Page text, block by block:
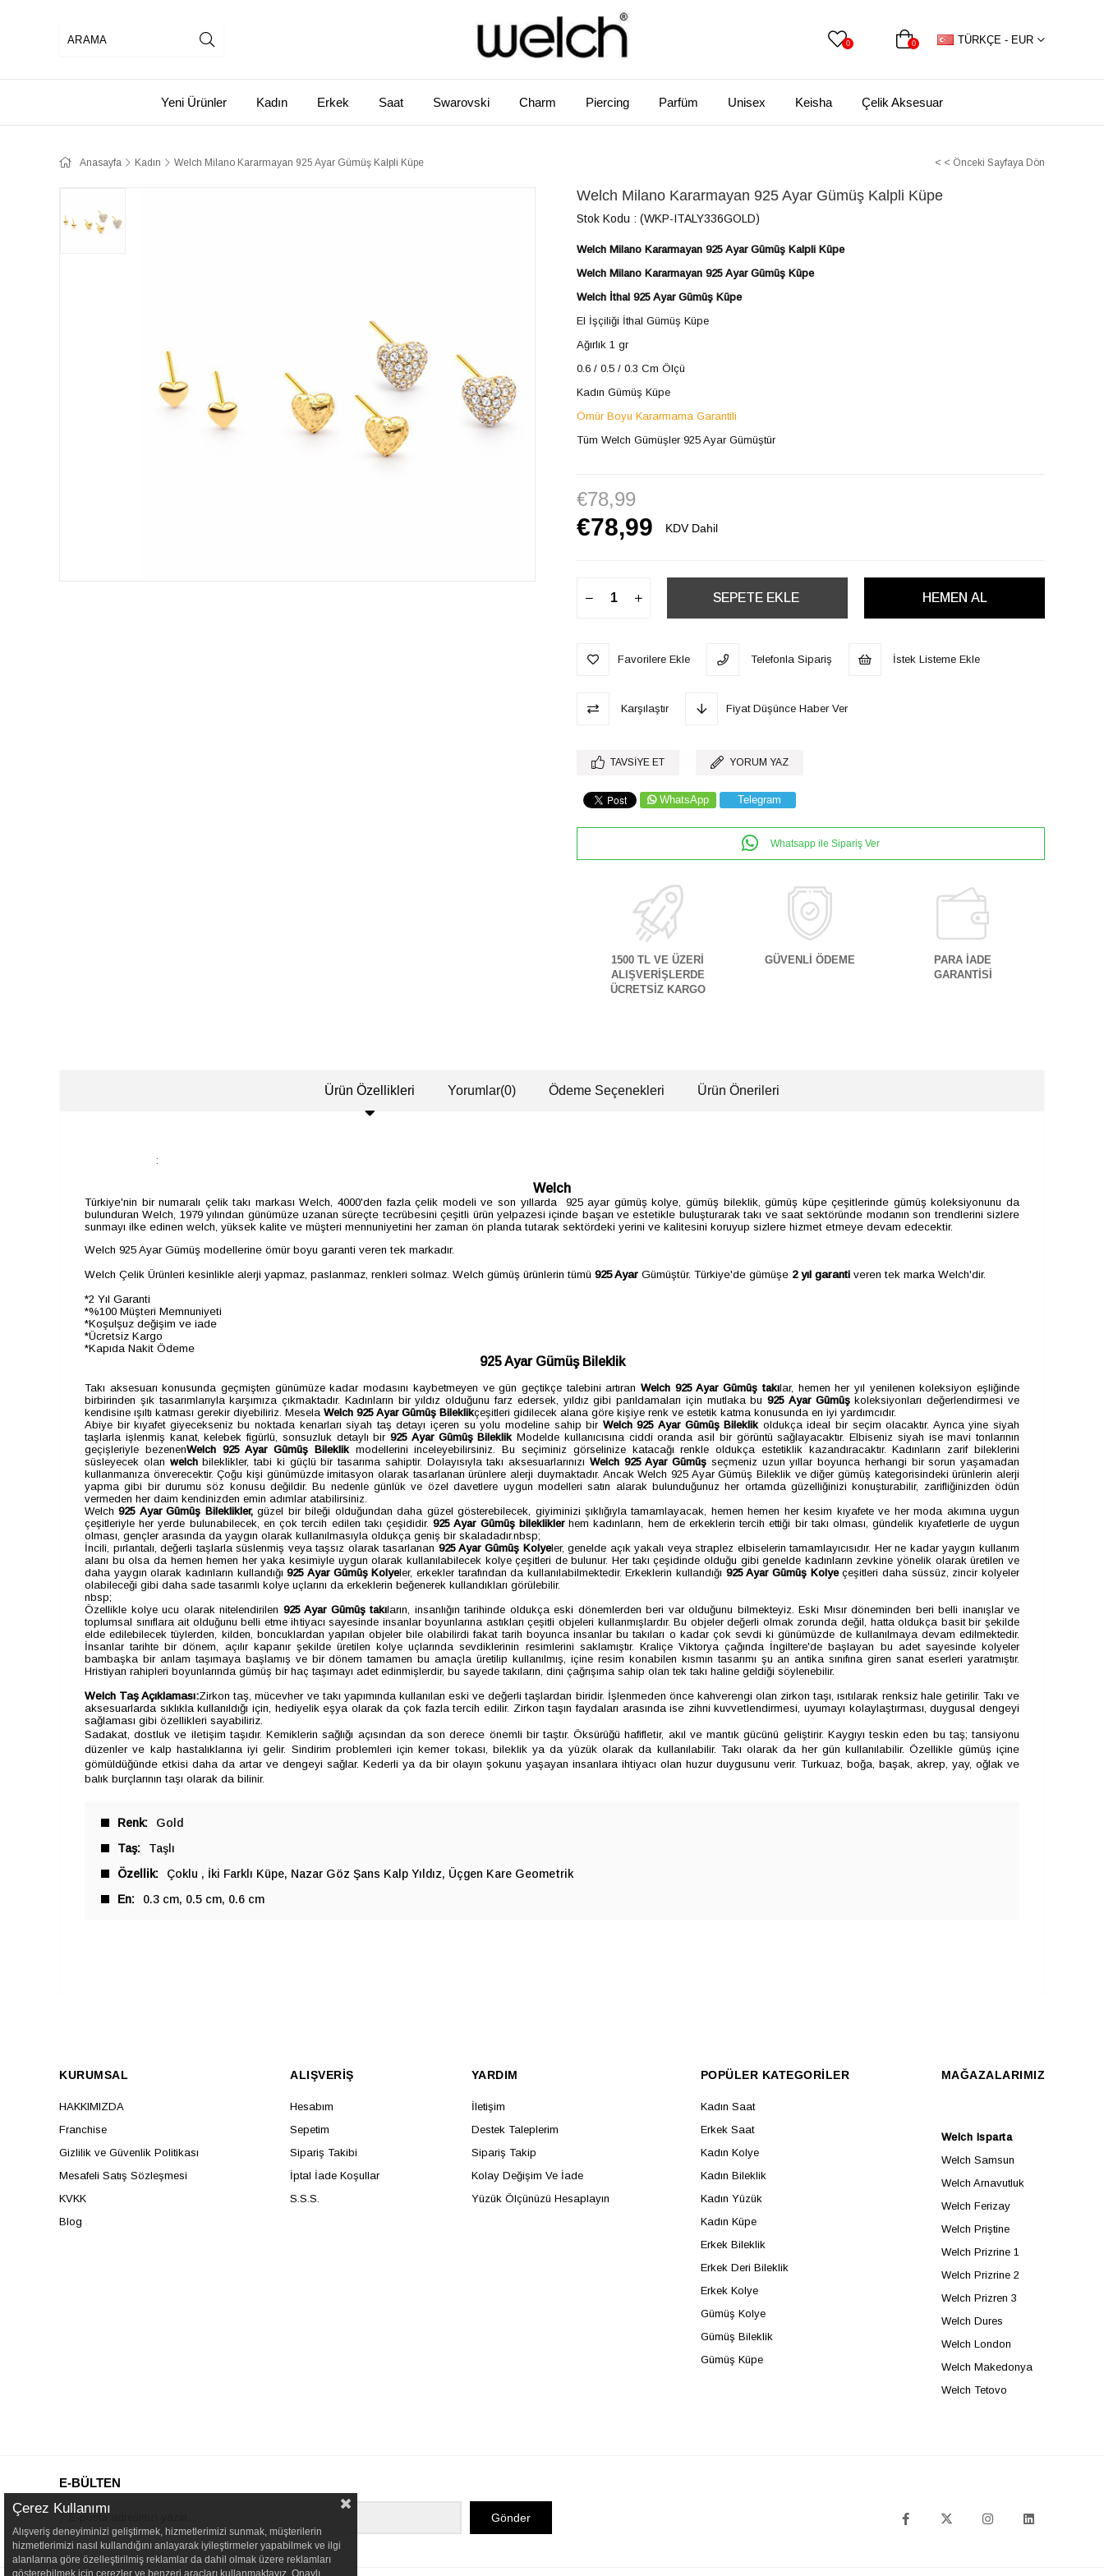
0 0 TÜRKÇE - EUR
Yeni Ürünler Kadın Erkek Saat Swarovski Charm Piercing Parfüm Unisex Keisha Çelik Aksesuar
Anasayfa Kadın Welch Milano Kararmayan 925 Ayar Gümüş Kalpli Küpe < < Önceki Sayfaya Dön
Welch Milano Kararmayan 925 Ayar Gümüş Kalpli Küpe
Stok Kodu (WKP-ITALY336GOLD)
Welch Milano Kararmayan 925 Ayar Gümüş Kalpli Küpe
Welch Milano Kararmayan 925 Ayar Gümüş Küpe
Welch İthal 925 Ayar Gümüş Küpe
El İşçiliği İthal Gümüş Küpe
Ağırlık 1 gr
0.6 / 0.5 / 0.3 Cm Ölçü
Kadın Gümüş Küpe
Ömür Boyu Kararmama Garantili
Tüm Welch Gümüşler 925 Ayar Gümüştür
€78,99
KDV Dahil
€78,99
Favorilere Ekle Telefonla Sipariş İstek Listeme Ekle
Karşılaştır Fiyat Düşünce Haber Ver
TAVSIYE ET YORUM YAZ
WhatsApp Telegram
Whatsapp ile Sipariş Ver
1500 TL VE ÜZERİ
ALIŞVERİŞLERDE
ÜCRETSİZ KARGO
GÜVENLİ ÖDEME
PARA İADE
GARANTİSİ
Ürün Özellikleri Yorumlar(0) Ödeme Seçenekleri Ürün Önerileri
:
Welch
Türkiye'nin bir numaralı çelik takı markası Welch, 4000'den fazla çelik modeli ve son yıllarda 925 ayar gümüş kolye, gümüş bileklik, gümüş küpe çeşitlerinde gümüş koleksiyonunu da
bulunduran Welch, 1979 yılından günümüze uzanan süreçte tecrübesini çeşitli ürün yelpazesi içinde başarı ve estetikle buluşturarak takı ve saat sektöründe modanın son trendlerini sizlere
sunmayı ilke edinen welch, yüksek kalite ve müşteri mennuniyetini her zaman ön planda tutarak sektördeki yerini ve kalitesini koruyup sizlere hizmet etmeye devam edecektir.
Welch 925 Ayar Gümüş modellerine ömür boyu garanti veren tek markadır.
Welch Çelik Ürünleri kesinlikle alerji yapmaz, paslanmaz, renkleri solmaz. Welch gümüş ürünlerin tümü 925 Ayar Gümüştür. Türkiye'de gümüşe 2 yıl garanti veren tek marka Welch'dir.
*2 Yıl Garanti
*%100 Müşteri Memnuniyeti
*Koşulşuz değişim ve iade
*Ücretsiz Kargo
*Kapıda Nakit Ödeme
925 Ayar Gümüş Bileklik
Takı aksesuarı konusunda geçmişten günümüze kadar modasını kaybetmeyen ve gün geçtikçe talebini artıranWelch 925 Ayar Gümüş takılar, hemen her yıl yenilenen koleksiyon eşliğinde
birbirinden şık tasarımlarıyla karşımıza çıkmaktadır. Kadınların bir yıldız olduğunu farz edersek, yıldız gibi parıldamaları için mutlaka bu925 Ayar Gümüşkoleksiyonları değerlendirmesi ve
kendisine ışıltı katması gerekir diyebiliriz. Mesela Welch 925 Ayar Gümüş Bileklikçeşitleri gidilecek alana göre kişiye renk ve estetik katma konusunda en iyi yardımcıdır.
Abiye bir kıyafet giyecekseniz bu noktada kenarları siyah taş detayı içeren su yolu modeline sahip bir Welch 925 Ayar GümüşBileklik oldukça ideal bir seçim olacaktır. Ayrıca yine siyah
taşlarla işlenmiş kanat, kelebek figürlü, sonsuzluk detaylı bir 925 Ayar Gümüş Bileklik Modelde kullanıcısına ciddi oranda asil bir görüntü sağlayacaktır. Elbiseniz siyah ise mavi tonlarının
geçişleriyle bezenenWelch 925 Ayar Gümüş Bileklik modellerini inceleyebilirsiniz. Bu seçiminiz görselinize katacağı renkle oldukça estetiklik kazandıracaktır. Kadınların zarif bileklerini
süsleyecek olan welchbileklikler, tabi ki güçlü bir tasarıma sahiptir. Dolayısıyla takı aksesuarlarınızı Welch 925 Ayar Gümüş seçmeniz uzun yıllar boyunca herhangi bir sorun yaşamadan
kullanmanıza önverecektir. Çoğu kişi günümüzde imitasyon olarak tasarlanan ürünlere alerji duymaktadır. Ancak Welch 925 Ayar Gümüş Bileklik ve diğer gümüş kategorisindeki ürünlerin alerji
yapma gibi bir durumu söz konusu değildir. Bu nedenle günlük ve özel davetlere uygun modelleri satın alarak bulunduğunuz her ortamda güzelliğinizi konuşturabilir, zarifliğinizden ödün
vermeden her daim kendinizden emin adımlar atabilirsiniz.
Welch 925 Ayar Gümüş Bileklikler,güzel bir bileği olduğundan daha güzel gösterebilecek, giyiminizi şıklığıyla tamamlayacak, hemen hemen her kesim kıyafete ve her moda akımına uygun
çeşitleriyle her yerde bulunabilecek, en çok tercih edilen takı çeşididir.925 Ayar Gümüş bilekliklerhem kadınların, hem de erkeklerin tercih ettiği bir takı olması, gündelik kıyafetlerle de uygun
olması, gençler arasında da yaygın olarak kullanılmasıyla oldukça geniş bir skaladadır.nbsp;
İncili, pırlantalı, değerli taşlarla süslenmiş veya taşsız olarak tasarlanan 925 Ayar Gümüş Kolyeler, genelde açık yakalı veya straplez elbiselerin tamamlayıcısıdır. Her ne kadar yaygın kullanım
alanı bu olsa da hemen hemen her yaka kesimiyle uygun olarak kullanılabilecek kolye çeşitleri de bulunur. Her takı çeşidinde olduğu gibi genelde kadınların zevkine yönelik olarak üretilen ve
daha yaygın olarak kadınların kullandığı 925 Ayar Gümüş Kolyeler, erkekler tarafından da kullanılabilmektedir. Erkeklerin kullandığı 925 Ayar Gümüş Kolyeçeşitleri daha süssüz, zincir kolyeler
olabileceği gibi daha sade tasarımlı kolye uçlarını da erkeklerin beğenerek kullandıkları görülebilir.
nbsp;
Özellikle kolye ucu olarak nitelendirilen 925 Ayar Gümüş takıların, insanlığın tarihinde oldukça eski dönemlerden beri var olduğunu bilmekteyiz. Eski Mısır döneminden beri belli inanışlar ve
toplumsal sınıflara ait olduğunu belli etme ihtiyacı sayesinde insanlar boyunlarına astıkları çeşitli objeleri kullanmışlardır. Bu objeler değerli olmak zorunda değil, hatta oldukça basit bir şekilde
elde edilebilecek tüylerden, kilden, boncuklardan yapılan objeler bile olabilirdi fakat tarih boyunca insanlar bu takıları o kadar çok sevdi ki günümüzde de kullanılmaya devam edilmektedir.
İnsanlar tarihte bir dönem, açılır kapanır şekilde üretilen kolye uçlarında sevdiklerinin resimlerini saklamıştır. Kraliçe Viktorya çağında İngiltere'de başlayan bu adet sayesinde kolyeler
bambaşka bir anlam taşımaya başlamış ve bir dönem tamamen bu amaçla üretilip kullanılmış, içine resim konabilen kısmın tasarımı şu an antika sınıfına giren sanat eserleri yaratmıştır.
Hristiyan rahipleri boyunlarında gümüş bir haç taşımayı adet edinmişlerdir, bu sayede takıların, dini çağrışıma sahip olan tek takı haline geldiği söylenebilir.
Welch Taş Açıklaması:Zirkon taş, mücevher ve takı yapımında kullanılan eski ve değerli taşlardan biridir. İşlenmeden önce kahverengi olan zirkon taşı, ısıtılarak renksiz hale getirilir. Takı ve
aksesuarlarda sıklıkla kullanıldığı için, hediyelik eşya olarak da çok fazla tercih edilir. Zirkon taşın faydaları arasında ise zihni kuvvetlendirmesi, uyumayı kolaylaştırması, duygusal dengeyi
sağlaması gibi özellikleri sayabiliriz.
Sadakat, dostluk ve iletişim taşıdır. Kemiklerin sağlığı açısından da son derece önemli bir taştır. Öksürüğü hafifletir, akıl ve mantık gücünü geliştirir. Kaygıyı teskin eden bu taş; tansiyonu
düzenler ve kalp hastalıklarına iyi gelir. Sindirim problemleri için kemer tokası, bileklik ya da yüzük olarak da kullanılabilir. Takı olarak da her gün kullanılabilir. Özellikle gümüş içine
gömüldüğünde etkisi daha da artar ve dengeyi sağlar. Kederli ya da bir olayın şokunu yaşayan insanlara ihtiyacı olan huzur duygusunu verir. Turkuaz, boğa, başak, akrep, yay, oğlak ve
balık burçlarının taşı olarak da bilinir.
Renk
Gold
Taş
Taşlı
Özellik
Çoklu İki Farklı Küpe Nazar Göz Şans Kalp Yıldız
Üçgen Kare Geometrik
En
0.3 cm 0.5 cm 0.6 cm
KURUMSAL
HAKKIMIZDA
Franchise
Gizlilik ve Güvenlik Politikası
Mesafeli Satış Sözleşmesi
KVKK
Blog
ALIŞVERİŞ
Hesabım
Sepetim
Sipariş Takibi
İptal İade Koşullar
S.S.S.
YARDIM
İletişim
Destek Taleplerim
Sipariş Takip
Kolay Değişim Ve İade
Yüzük Ölçünüzü Hesaplayın
POPÜLER KATEGORİLER
Kadın Saat
Erkek Saat
Kadın Kolye
Kadın Bileklik
Kadın Yüzük
Kadın Küpe
Erkek Bileklik
Erkek Deri Bileklik
Erkek Kolye
Gümüş Kolye
Gümüş Bileklik
Gümüş Küpe
MAĞAZALARIMIZ
Welch Isparta
Welch Samsun
Welch Arnavutluk
Welch Ferizay
Welch Priştine
Welch Prizrine 1
Welch Prizrine 2
Welch Prizren 3
Welch Dures
Welch London
Welch Makedonya
Welch Tetovo
E-BÜLTEN
Gönder
Çerez Kullanımı
Alışveriş deneyiminizi geliştirmek, hizmetlerimizi sunmak, müşterilerin
hizmetlerimizi nasıl kullandığını anlayarak iyileştirmeler yapabilmek ve ilgi
alanlarına göre özelleştirilmiş reklamlar da dahil olmak üzere reklamları
gösterebilmek için çerezler ve benzeri araçları kullanmaktayız. Onaylı